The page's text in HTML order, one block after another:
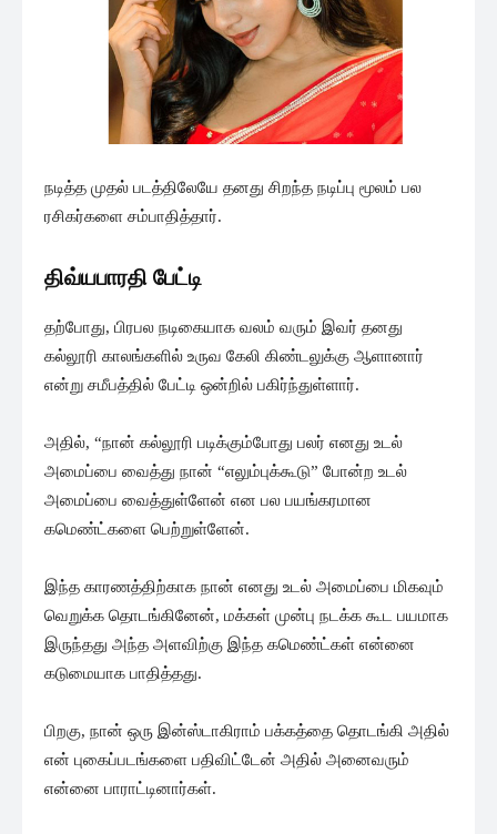
நடித்த முதல் படத்திலேயே தனது சிறந்த நடிப்பு மூலம் பல
ரசிகர்களை சம்பாதித்தார்.
திவ்யபாரதி பேட்டி
தற்போது, பிரபல நடிகையாக வலம் வரும் இவர் தனது
கல்லூரி காலங்களில் உருவ கேலி கிண்டலுக்கு ஆளானார்
என்று சமீபத்தில் பேட்டி ஒன்றில் பகிர்ந்துள்ளார்.
அதில், “நான் கல்லூரி படிக்கும்போது பலர் எனது உடல்
அமைப்பை வைத்து நான் “எலும்புக்கூடு” போன்ற உடல்
அமைப்பை வைத்துள்ளேன் என பல பயங்கரமான
கமெண்ட்களை பெற்றுள்ளேன்.
இந்த காரணத்திற்காக நான் எனது உடல் அமைப்பை மிகவும்
வெறுக்க தொடங்கினேன், மக்கள் முன்பு நடக்க கூட பயமாக
இருந்தது அந்த அளவிற்கு இந்த கமெண்ட்கள் என்னை
கடுமையாக பாதித்தது.
பிறகு, நான் ஒரு இன்ஸ்டாகிராம் பக்கத்தை தொடங்கி அதில்
என் புகைப்படங்களை பதிவிட்டேன் அதில் அனைவரும்
என்னை பாராட்டினார்கள்.